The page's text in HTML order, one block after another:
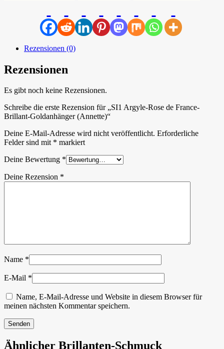
Rezensionen (0)
Rezensionen
Es gibt noch keine Rezensionen.
Schreibe die erste Rezension für „SI1 Argyle-Rose de France-
Brillant-Goldanhänger (Annette)“
Deine E-Mail-Adresse wird nicht veröffentlicht. Erforderliche
Felder sind mit * markiert
Deine Bewertung *
Deine Rezension *
Name *
E-Mail *
Name, E-Mail-Adresse und Website in diesem Browser für
meinen nächsten Kommentar speichern.
Ähnlicher Brillanten-Schmuck